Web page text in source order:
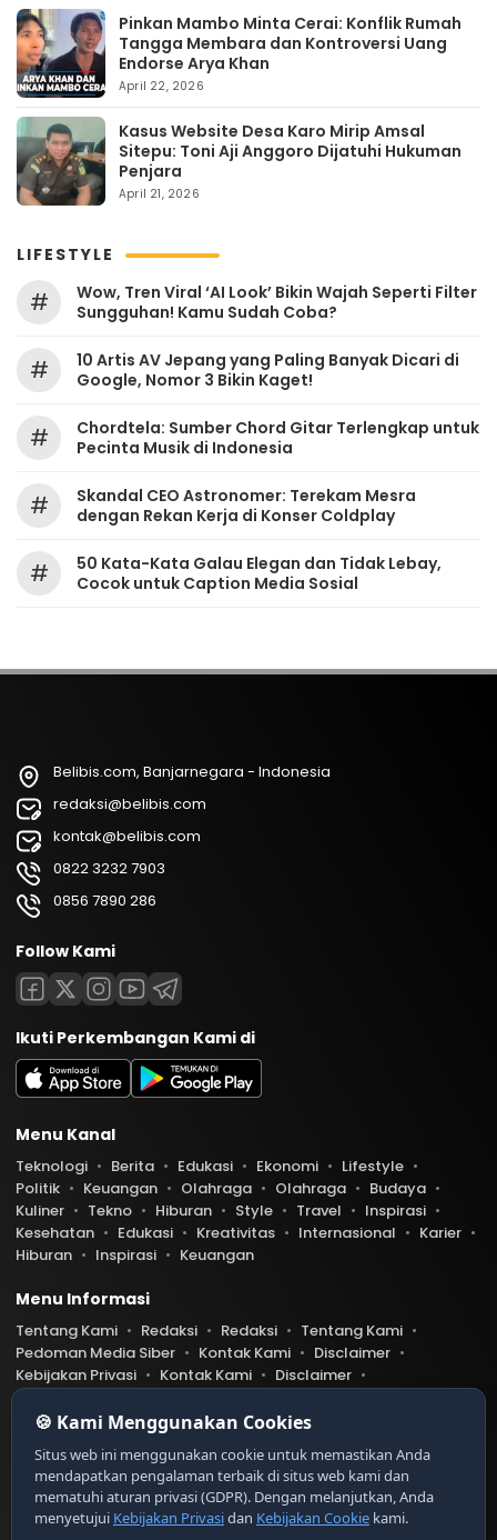
Pinkan Mambo Minta Cerai: Konflik Rumah
Tangga Membara dan Kontroversi Uang
Endorse Arya Khan
April 22, 2026
Kasus Website Desa Karo Mirip Amsal
Sitepu: Toni Aji Anggoro Dijatuhi Hukuman
Penjara
April 21, 2026
LIFESTYLE
#
Wow, Tren Viral ‘AI Look’ Bikin Wajah Seperti Filter
Sungguhan! Kamu Sudah Coba?
#
10 Artis AV Jepang yang Paling Banyak Dicari di
Google, Nomor 3 Bikin Kaget!
#
Chordtela: Sumber Chord Gitar Terlengkap untuk
Pecinta Musik di Indonesia
#
Skandal CEO Astronomer: Terekam Mesra
dengan Rekan Kerja di Konser Coldplay
#
50 Kata-Kata Galau Elegan dan Tidak Lebay,
Cocok untuk Caption Media Sosial
Belibis.com, Banjarnegara - Indonesia
redaksi@belibis.com
kontak@belibis.com
0822 3232 7903
0856 7890 286
Follow Kami
Ikuti Perkembangan Kami di
Menu Kanal
Teknologi Berita Edukasi Ekonomi
Lifestyle
Politik
Keuangan Olahraga Olahraga
Budaya
Kuliner
Tekno Hiburan Style Travel
Inspirasi
Kesehatan
Edukasi Kreativitas Internasional
Karier
Hiburan
Inspirasi Keuangan
Menu Informasi
Tentang Kami Redaksi Redaksi
Tentang Kami
Pedoman Media Siber
Kontak Kami
Disclaimer
Kebijakan Privasi
Kontak Kami
Disclaimer
Pedoman Media Siber
Belibis.com telah diverifikasi oleh Dewan Pers
tifikat Nomor 9999/DP-Verifikasi/K/XII/20XX
https://dewanpers.or.id/data/contoh-xxx
🍪 Kami Menggunakan Cookies
Situs web ini menggunakan cookie untuk memastikan Anda
mendapatkan pengalaman terbaik di situs web kami dan
mematuhi aturan privasi (GDPR). Dengan melanjutkan, Anda
menyetujui Kebijakan Privasidan Kebijakan Cookie kami.